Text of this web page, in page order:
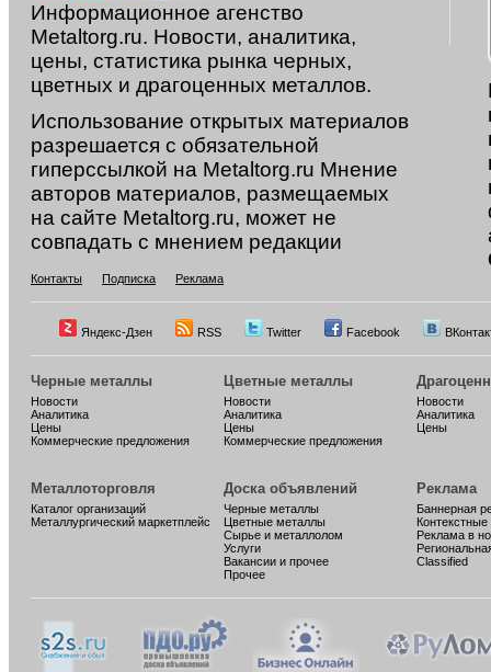
Информационное агенство
Metaltorg.ru. Новости, аналитика,
цены, статистика рынка черных,
цветных и драгоценных металлов.
Использование открытых материалов
разрешается с обязательной
гиперссылкой на Metaltorg.ru Мнение
авторов материалов, размещаемых
на сайте Metaltorg.ru, может не
совпадать с мнением редакции
Контакты Подписка Реклама
Яндекс-Дзен RSS Twitter Facebook
Черные металлы
Новости
Аналитика
Цены
Коммерческие предложения
Цветные металлы
Новости
Аналитика
Цены
Коммерческие предложения
Новости
Аналитика
Цены
Металлоторговля
Каталог организаций
Металлургический маркетплейс
Доска объявлений
Черные металлы
Цветные металлы
Сырье и металлолом
Услуги
Вакансии и прочее
Прочее
Реклама
Баннерная
Реклама в
Classified